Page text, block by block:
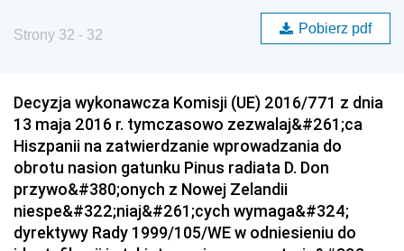
Strony 32 - 32 Pobierz pdf
Decyzja wykonawcza Komisji (UE) 2016/771 z dnia
13 maja 2016 r. tymczasowo zezwalaj&#261;ca
Hiszpanii na zatwierdzanie wprowadzania do
obrotu nasion gatunku Pinus radiata D. Don
przywo&#380;onych z Nowej Zelandii
niespe&#322;niaj&#261;cych wymaga&#324;
dyrektywy Rady 1999/105/WE w odniesieniu do